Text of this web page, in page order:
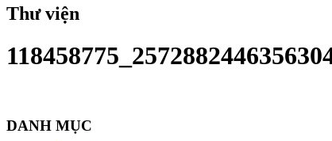
Thư viện
DANH MỤC